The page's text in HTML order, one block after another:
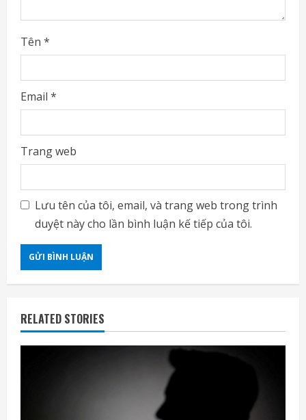
Tên *
Email *
Trang web
Lưu tên của tôi, email, và trang web trong trình
duyệt này cho lần bình luận kế tiếp của tôi.
RELATED STORIES